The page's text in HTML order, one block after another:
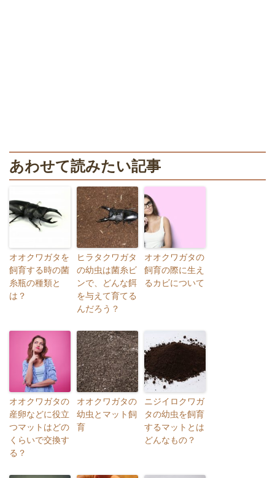
あわせて読みたい記事
オオクワガタを
飼育する時の菌
糸瓶の種類と
は？
ヒラタクワガタ
の幼虫は菌糸ビ
ンで、どんな餌
を与えて育てる
んだろう？
オオクワガタの
飼育の際に生え
るカビについて
オオクワガタの
産卵などに役立
つマットはどの
くらいで交換す
る？
オオクワガタの
幼虫とマット飼
育
ニジイロクワガ
タの幼虫を飼育
するマットとは
どんなもの？